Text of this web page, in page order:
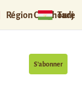
Région Ouïghoure
S’abonner